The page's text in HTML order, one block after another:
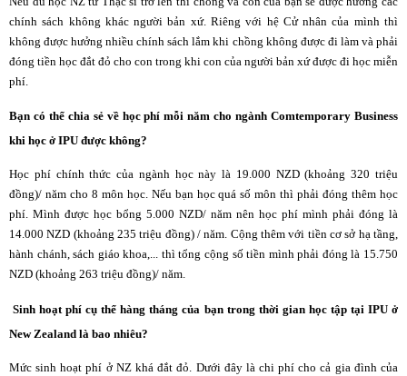
chính sách không khác người bản xứ. Riêng với hệ Cử nhân của mình thì
không được hưởng nhiều chính sách lắm khi chồng không được đi làm và phải
đóng tiền học đắt đỏ cho con trong khi con của người bản xứ được đi học miễn
phí.
Bạn có thể chia sẻ về học phí mỗi năm cho ngành Comtemporary Business
khi học ở IPU được không?
Học phí chính thức của ngành học này là 19.000 NZD (khoảng 320 triệu
đồng)/ năm cho 8 môn học. Nếu bạn học quá số môn thì phải đóng thêm học
phí. Mình được học bổng 5.000 NZD/ năm nên học phí mình phải đóng là
14.000 NZD (khoảng 235 triệu đồng) / năm. Cộng thêm với tiền cơ sở hạ tầng,
hành chánh, sách giáo khoa,... thì tổng cộng số tiền mình phải đóng là 15.750
NZD (khoảng 263 triệu đồng)/ năm.
Sinh hoạt phí cụ thể hàng tháng của bạn trong thời gian học tập tại IPU ở
New Zealand là bao nhiêu?
Mức sinh hoạt phí ở NZ khá đắt đỏ. Dưới đây là chi phí cho cả gia đình của